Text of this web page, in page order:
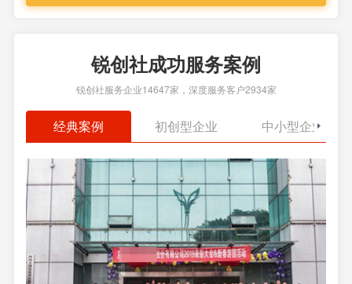
锐创社成功服务案例
锐创社服务企业14647家，深度服务客户2934家
经典案例 初创型企业 中小型企业